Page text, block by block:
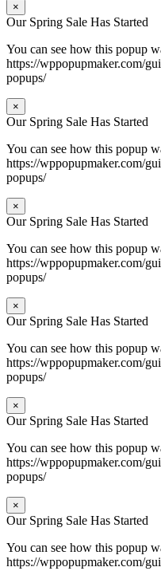
×
Our Spring Sale Has Started
You can see how this popup
https://wppopupmaker.com/
popups/
×
Our Spring Sale Has Started
You can see how this popup
https://wppopupmaker.com/
popups/
×
Our Spring Sale Has Started
You can see how this popup
https://wppopupmaker.com/
popups/
×
Our Spring Sale Has Started
You can see how this popup
https://wppopupmaker.com/
popups/
×
Our Spring Sale Has Started
You can see how this popup
https://wppopupmaker.com/
popups/
×
Our Spring Sale Has Started
You can see how this popup
https://wppopupmaker.com/